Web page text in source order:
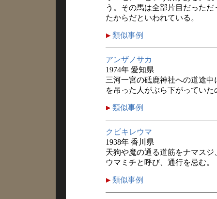
う。その馬は全部片目だった
たからだといわれている。
類似事例
アンザノサカ
1974年 愛知県
三河一宮の砥鹿神社への道途
を吊った人がぶら下がってい
類似事例
クビキレウマ
1938年 香川県
天狗や魔の通る道筋をナマス
ウマミチと呼び、通行を忌む。
類似事例